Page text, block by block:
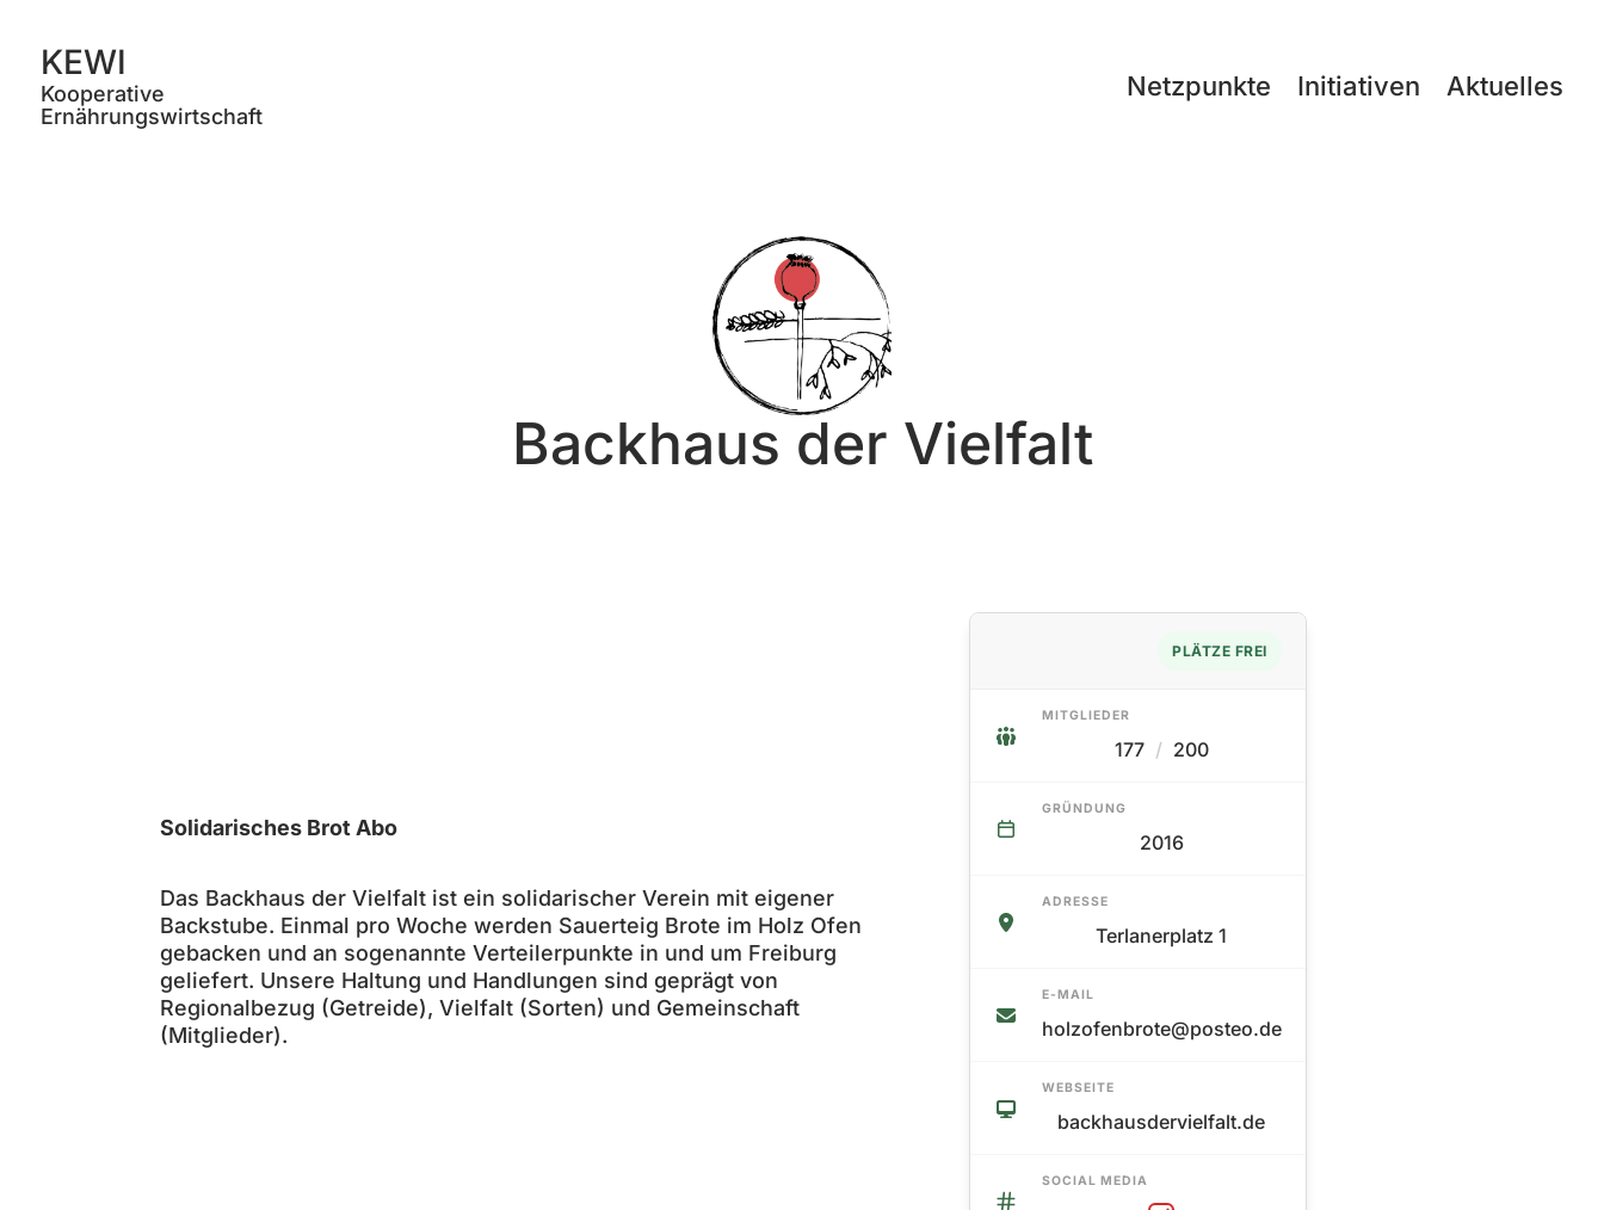
KEWI
Kooperative
Ernährungswirtschaft
Netzpunkte Initiativen Aktuelles
Backhaus der Vielfalt
Solidarisches Brot Abo
Das Backhaus der Vielfalt ist ein solidarischer Verein mit eigener
Backstube. Einmal pro Woche werden Sauerteig Brote im Holz Ofen
gebacken und an sogenannte Verteilerpunkte in und um Freiburg
geliefert. Unsere Haltung und Handlungen sind geprägt von
Regionalbezug (Getreide), Vielfalt (Sorten) und Gemeinschaft
(Mitglieder).
PLÄTZE FREI
MITGLIEDER
177 / 200
GRÜNDUNG
2016
ADRESSE
Terlanerplatz 1
E-MAIL
holzofenbrote@posteo.de
WEBSEITE
backhausdervielfalt.de
SOCIAL MEDIA